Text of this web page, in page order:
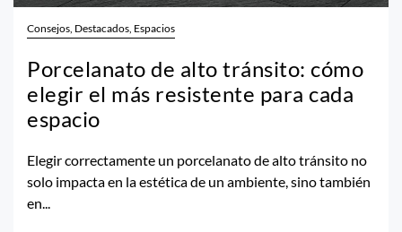
Consejos, Destacados, Espacios
Porcelanato de alto tránsito: cómo
elegir el más resistente para cada
espacio
Elegir correctamente un porcelanato de alto tránsito no
solo impacta en la estética de un ambiente, sino también
en...